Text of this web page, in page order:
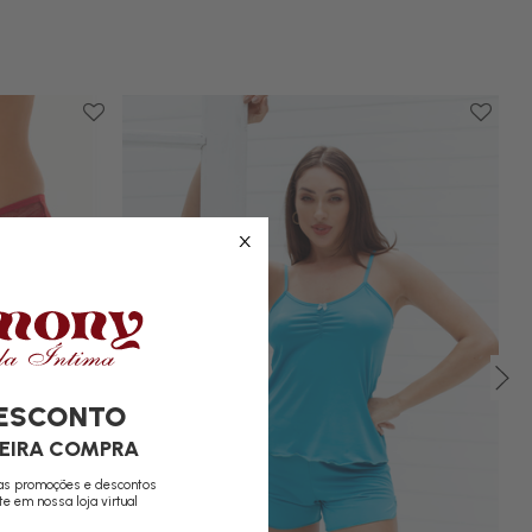
COMPRA
promoções e descontos
em nossa loja virtual